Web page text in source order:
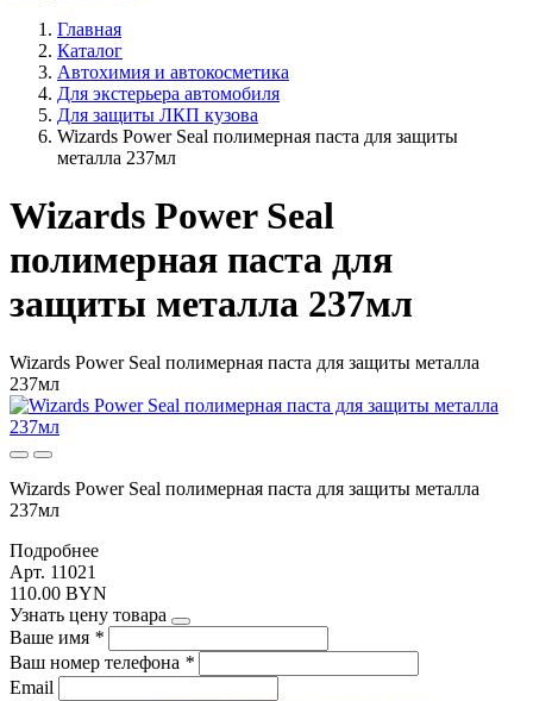
Главная
Каталог
Автохимия и автокосметика
Для экстерьера автомобиля
Для защиты ЛКП кузова
Wizards Power Seal полимерная паста для защиты
металла 237мл
Wizards Power Seal
полимерная паста для
защиты металла 237мл
Wizards Power Seal полимерная паста для защиты металла
237мл
Wizards Power Seal полимерная паста для защиты металла
237мл
Подробнее
Арт. 11021
110.00 BYN
Узнать цену товара
Ваше имя *
Ваш номер телефона *
Email